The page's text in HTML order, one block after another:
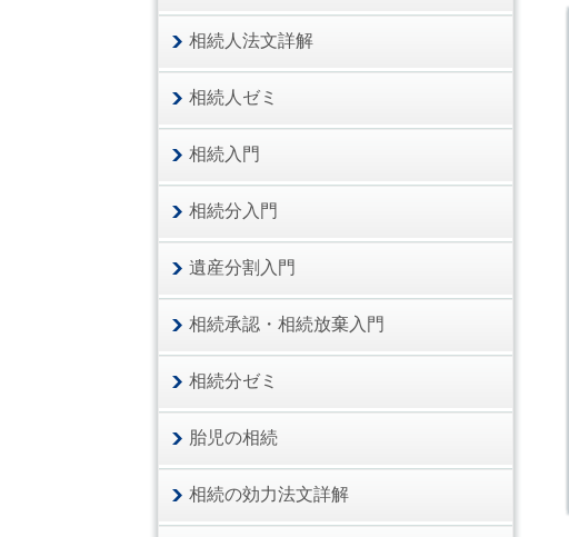
相続人法文詳解
相続人ゼミ
相続入門
相続分入門
遺産分割入門
相続承認・相続放棄入門
相続分ゼミ
胎児の相続
相続の効力法文詳解